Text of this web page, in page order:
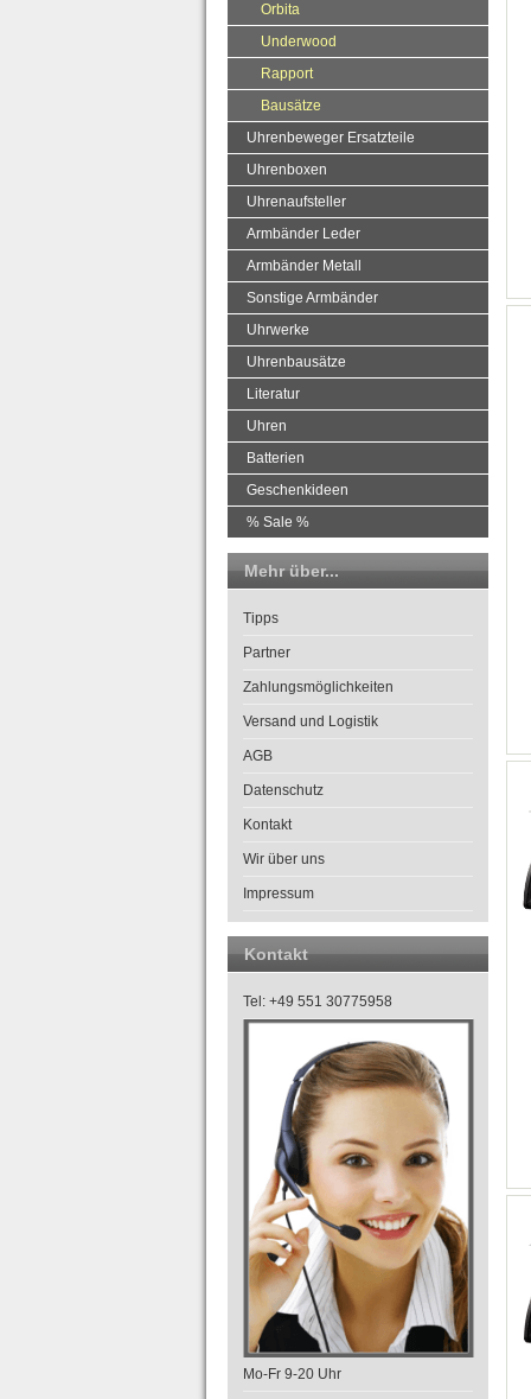
Orbita
Underwood
Rapport
Bausätze
Uhrenbeweger Ersatzteile
Uhrenboxen
Uhrenaufsteller
Armbänder Leder
Armbänder Metall
Sonstige Armbänder
Uhrwerke
Uhrenbausätze
Literatur
Uhren
Batterien
Geschenkideen
% Sale %
Mehr über...
Tipps
Partner
Zahlungsmöglichkeiten
Versand und Logistik
AGB
Datenschutz
Kontakt
Wir über uns
Impressum
Kontakt
Tel: +49 551 30775958
Mo-Fr 9-20 Uhr